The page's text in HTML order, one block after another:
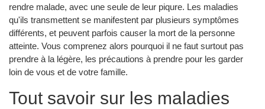
rendre malade, avec une seule de leur piqure. Les maladies
qu'ils transmettent se manifestent par plusieurs symptômes
différents, et peuvent parfois causer la mort de la personne
atteinte. Vous comprenez alors pourquoi il ne faut surtout pas
prendre à la légère, les précautions à prendre pour les garder
loin de vous et de votre famille.
Tout savoir sur les maladies